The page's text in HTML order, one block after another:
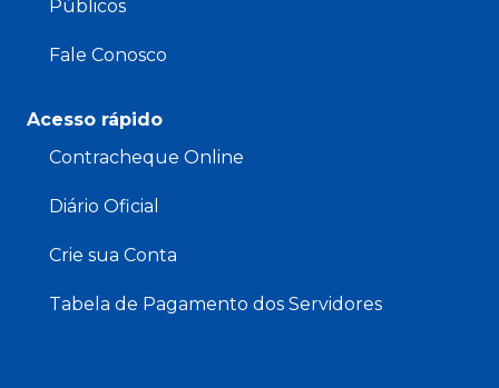
Públicos
Fale Conosco
Acesso rápido
Contracheque Online
Diário Oficial
Crie sua Conta
Tabela de Pagamento dos Servidores